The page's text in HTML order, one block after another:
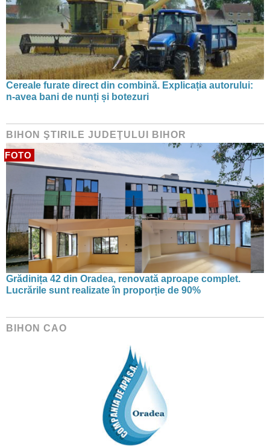
Cereale furate direct din combină. Explicația autorului:
n-avea bani de nunți și botezuri
BIHON ŞTIRILE JUDEŢULUI BIHOR
FOTO
Grădinița 42 din Oradea, renovată aproape complet.
Lucrările sunt realizate în proporție de 90%
BIHON CAO